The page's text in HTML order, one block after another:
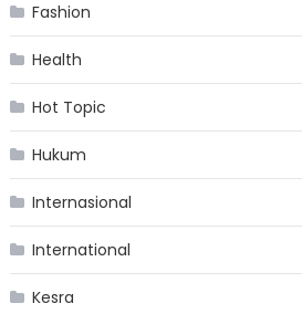
Fashion
Health
Hot Topic
Hukum
Internasional
International
Kesra